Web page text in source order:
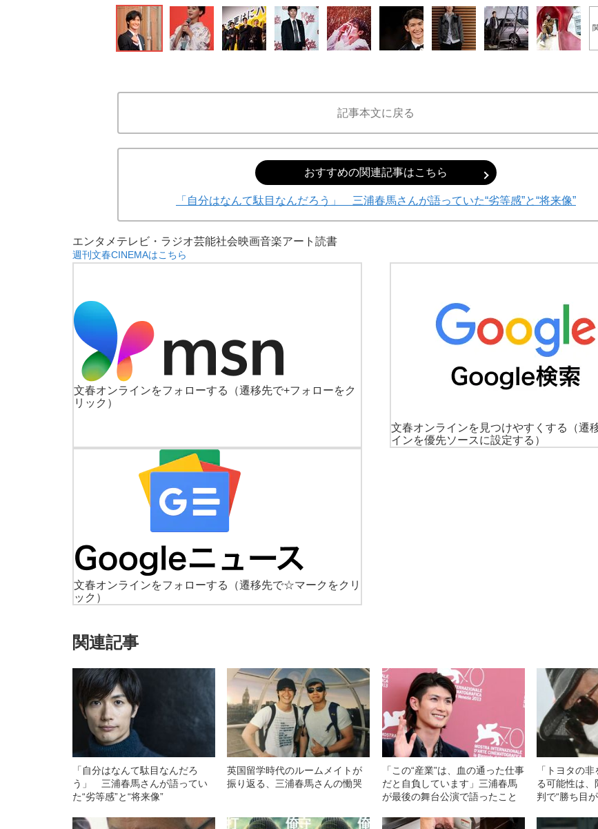
記事本文に戻る
おすすめの関連記事はこちら
「自分はなんて駄目なんだろう」 三浦春馬さんが語っていた“劣等感”と“将来像”
エンタメ テレビ・ラジオ芸能社会映画音楽アート 読書
週刊文春CINEMAはこちら
文春オンラインをフォローする
（遷移先で+フォローをク
リック）
文春オンラインを見つけやすくする
（遷
インを優先ソースに設定する）
文春オンラインをフォローする
（遷移先で☆マークをクリ
ック）
関連記事
「自分はなんて駄目なんだろ
う」 三浦春馬さんが語ってい
た“劣等感”と“将来像”
英国留学時代のルームメイトが
振り返る、三浦春馬さんの慟哭
「この“産業”は、血の通った仕事
だと自負しています」三浦春馬
が最後の舞台公演で語ったこと
「トヨタの
る可能性は、
判で“勝ち目
幸三を説得